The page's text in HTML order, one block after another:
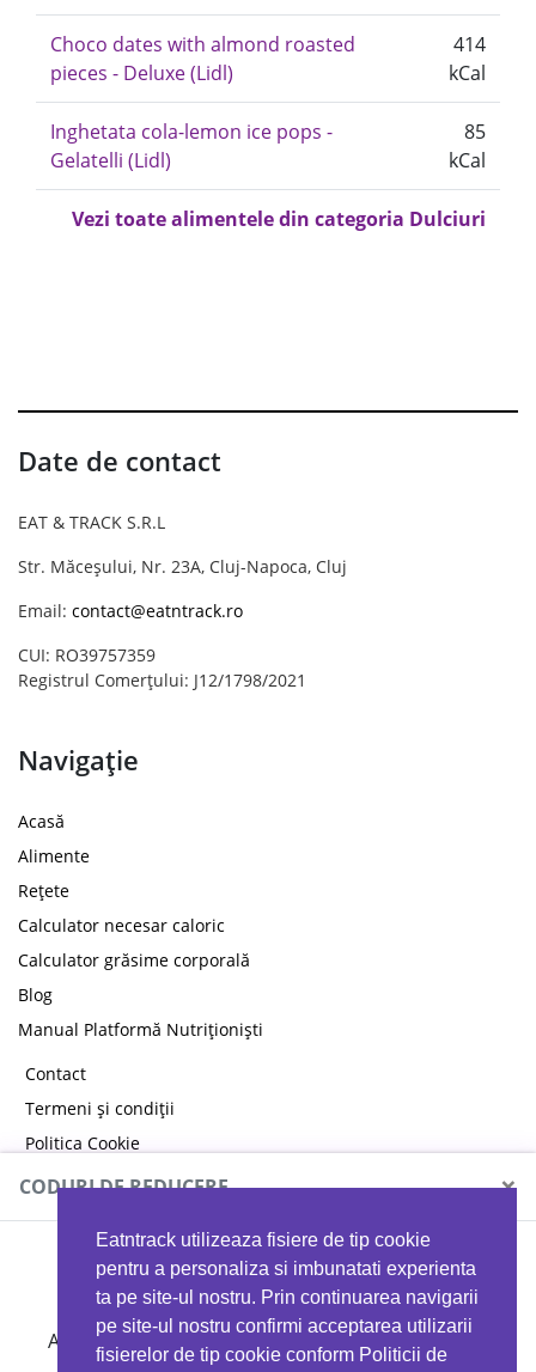
Eatntrack utilizeaza fisiere de tip cookie
pentru a personaliza si imbunatati experienta
ta pe site-ul nostru. Prin continuarea navigarii
pe site-ul nostru confirmi acceptarea utilizarii
fisierelor de tip cookie conform Politicii de
Choco dates with almond roasted
pieces - Deluxe (Lidl)
414
kCal
Inghetata cola-lemon ice pops -
Gelatelli (Lidl)
85
kCal
Vezi toate alimentele din categoria Dulciuri
Date de contact
EAT & TRACK S.R.L
Str. Măceșului, Nr. 23A, Cluj-Napoca, Cluj
Email: contact@eatntrack.ro
CUI: RO39757359
Registrul Comerțului: J12/1798/2021
Navigație
Acasă
Alimente
Rețete
Calculator necesar caloric
Calculator grăsime corporală
Blog
Manual Platformă Nutriționiști
Contact
Termeni și condiții
Politica Cookie
Politica de confidențialitate
CODURI DE REDUCERE ×
MYPROTEIN
Ai 40%reducere la orice comandă folosind codul